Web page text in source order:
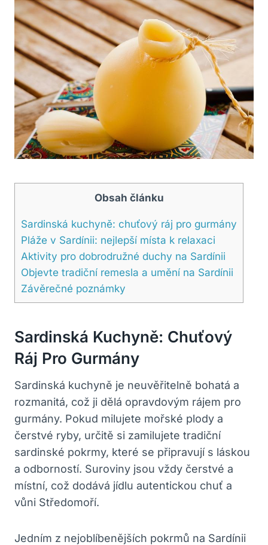
Obsah článku
Sardinská kuchyně: chuťový ráj pro gurmány
Pláže v Sardínii: nejlepší místa k relaxaci
Aktivity pro dobrodružné duchy na Sardínii
Objevte tradiční remesla a umění na Sardínii
Závěrečné poznámky
Sardinská Kuchyně: Chuťový
Ráj Pro Gurmány
Sardinská kuchyně je neuvěřitelně bohatá a
rozmanitá, což ji dělá opravdovým rájem pro
gurmány. Pokud milujete mořské plody a
čerstvé ryby, určitě si zamilujete tradiční
sardinské pokrmy, které se připravují s láskou
a odborností. Suroviny jsou vždy čerstvé a
místní, což dodává jídlu autentickou chuť a
vůni Středomoří.
Jedním z nejoblíbenějších pokrmů na Sardínii